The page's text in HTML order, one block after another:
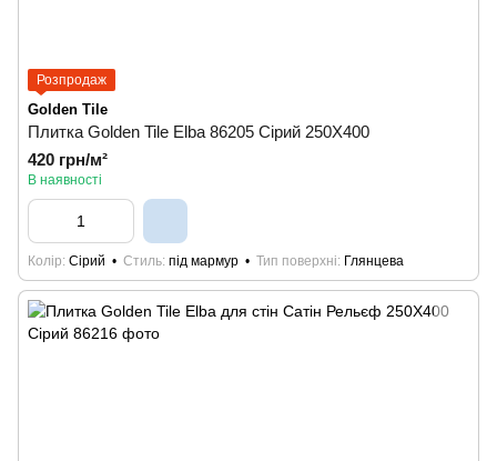
Розпродаж
Golden Tile
Плитка Golden Tile Elba 86205 Сірий 250Х400
420 грн/м²
В наявності
Колір Сірий Стиль під мармур Тип поверхні Глянцева